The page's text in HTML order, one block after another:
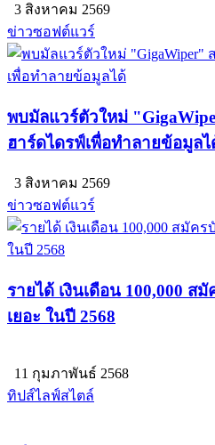
3 สิงหาคม 2569
ข่าวซอฟต์แวร์
พบมัลแวร์ตัวใหม่
ฮาร์ดไดรฟ์เพื่อทำลายข้อมูลไ
3 สิงหาคม 2569
ข่าวซอฟต์แวร์
รายได้ เงินเดือน 100,000 ส
เยอะ ในปี 2568
11 กุมภาพันธ์ 2568
ทิปส์ไลฟ์สไตล์